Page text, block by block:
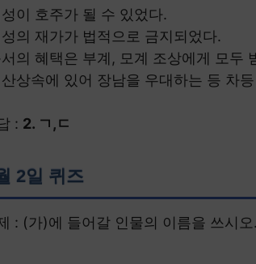
이 호주가 될 수 있었다.
성의 재가가 법적으로 금지되었다.
서의 혜택은 부계, 모계 조상에게 모두
산상속에 있어 장남을 우대하는 등 차
: 2. ㄱ,ㄷ
2일 퀴즈
: (가)에 들어갈 인물의 이름을 쓰시오.